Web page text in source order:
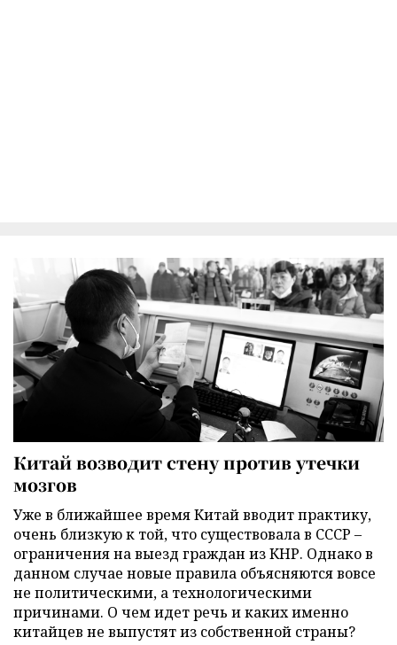
Китай возводит стену против утечки
мозгов
Уже в ближайшее время Китай вводит практику,
очень близкую к той, что существовала в СССР –
ограничения на выезд граждан из КНР. Однако в
данном случае новые правила объясняются вовсе
не политическими, а технологическими
причинами. О чем идет речь и каких именно
китайцев не выпустят из собственной страны?